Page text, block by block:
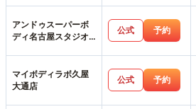
アンドゥスーパーボ
ディ名古屋スタジオ
公式 予約
マイボディラボ久屋
大通店
公式 予約